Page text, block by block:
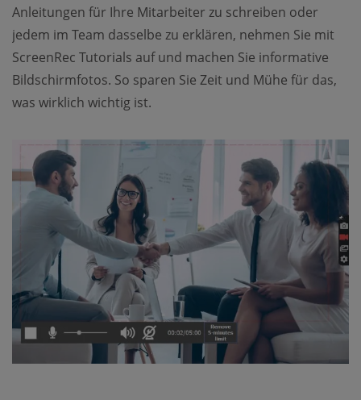
Anleitungen für Ihre Mitarbeiter zu schreiben oder
jedem im Team dasselbe zu erklären, nehmen Sie mit
ScreenRec Tutorials auf und machen Sie informative
Bildschirmfotos. So sparen Sie Zeit und Mühe für das,
was wirklich wichtig ist.